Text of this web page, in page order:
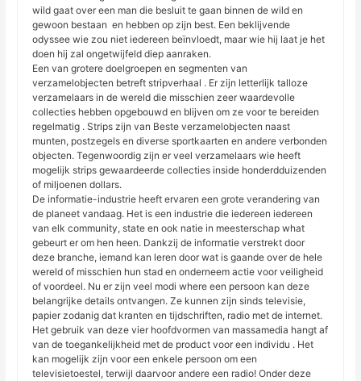
wild gaat over een man die besluit te gaan binnen de wild en
gewoon bestaan ​​ en hebben op zijn best. Een beklijvende
odyssee wie zou niet iedereen beïnvloedt, maar wie hij laat je het
doen hij zal ongetwijfeld diep aanraken.
Een van grotere doelgroepen en segmenten van
verzamelobjecten betreft stripverhaal . Er zijn letterlijk talloze
verzamelaars in de wereld die misschien zeer waardevolle
collecties hebben opgebouwd en blijven om ze voor te bereiden
regelmatig . Strips zijn van Beste verzamelobjecten naast
munten, postzegels en diverse sportkaarten en andere verbonden
objecten. Tegenwoordig zijn er veel verzamelaars wie heeft
mogelijk strips gewaardeerde collecties inside honderdduizenden
of miljoenen dollars.
De informatie-industrie heeft ervaren een grote verandering van
de planeet vandaag. Het is een industrie die iedereen iedereen
van elk community, state en ook natie in meesterschap what
gebeurt er om hen heen. Dankzij de informatie verstrekt door
deze branche, iemand kan leren door wat is gaande over de hele
wereld of misschien hun stad en onderneem actie voor veiligheid
of voordeel. Nu er zijn veel modi where een persoon kan deze
belangrijke details ontvangen. Ze kunnen zijn sinds televisie,
papier zodanig dat kranten en tijdschriften, radio met de internet.
Het gebruik van deze vier hoofdvormen van massamedia hangt af
van de toegankelijkheid met de product voor een individu . Het
kan mogelijk zijn voor een enkele persoon om een
televisietoestel, terwijl daarvoor andere een radio! Onder deze